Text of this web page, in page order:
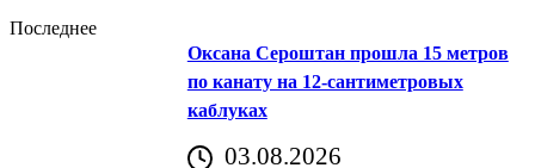
Последнее
Оксана Сероштан прошла 15 метров
по канату на 12-сантиметровых
каблуках
03.08.2026